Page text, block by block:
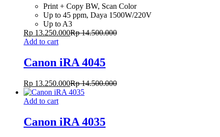
Print + Copy BW, Scan Color
Up to 45 ppm, Daya 1500W/220V
Up to A3
Rp 13.250.000Rp14.500.000
Add to cart
Canon iRA 4045
Rp 13.250.000Rp14.500.000
Add to cart
Canon iRA 4035